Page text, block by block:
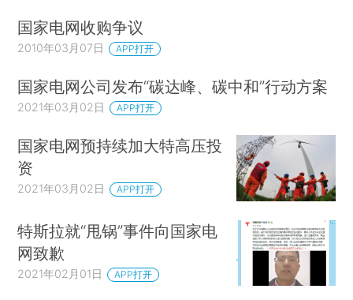
国家电网收购争议
2010年03月07日 APP打开
国家电网公司发布“碳达峰、碳中和”行动方案
2021年03月02日 APP打开
国家电网预持续加大特高压投
资
2021年03月02日 APP打开
特斯拉就“甩锅”事件向国家电
网致歉
2021年02月01日 APP打开